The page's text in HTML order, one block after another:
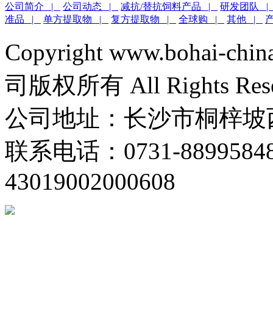
公司简介 | 公司动态 | 减抗/替抗饲料产品 |
研发团队
准品 |
单方提取物 | 复方提取物 | 全球购 | 其他 |
Copyright www.bohai-
司版权所有 All Rights
公司地址：长沙市桐梓
联系电话：0731-
43019002000608